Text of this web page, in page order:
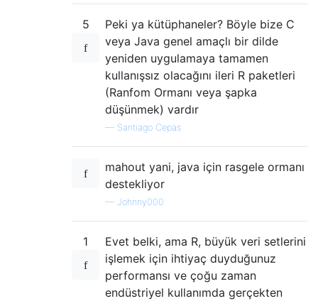
5
Peki ya kütüphaneler? Böyle bize C
veya Java genel amaçlı bir dilde
yeniden uygulamaya tamamen
kullanışsız olacağını ileri R paketleri
(Ranfom Ormanı veya şapka
düşünmek) vardır
— Santiago Cepas
mahout yani, java için rasgele ormanı
destekliyor
— Johnny000
1
Evet belki, ama R, büyük veri setlerini
işlemek için ihtiyaç duyduğunuz
performansı ve çoğu zaman
endüstriyel kullanımda gerçekten